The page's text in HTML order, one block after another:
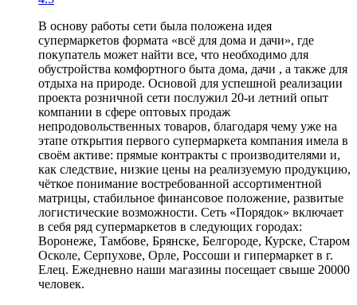
В основу работы сети была положена идея
супермаркетов формата «всё для дома и дачи», где
покупатель может найти все, что необходимо для
обустройства комфортного быта дома, дачи , а также для
отдыха на природе. Основой для успешной реализации
проекта розничной сети послужил 20-и летний опыт
компании в сфере оптовых продаж
непродовольственных товаров, благодаря чему уже на
этапе открытия первого супермаркета компания имела в
своём активе: прямые контракты с производителями и,
как следствие, низкие цены на реализуемую продукцию,
чёткое понимание востребованной ассортиментной
матрицы, стабильное финансовое положение, развитые
логистические возможности. Сеть «Порядок» включает
в себя ряд супермаркетов в следующих городах:
Воронеже, Тамбове, Брянске, Белгороде, Курске, Старом
Осколе, Серпухове, Орле, Россоши и гипермаркет в г.
Елец. Ежедневно наши магазины посещает свыше 20000
человек.